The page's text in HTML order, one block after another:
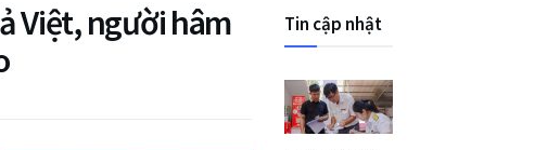
Việt, người hâm
Tin cập nhật